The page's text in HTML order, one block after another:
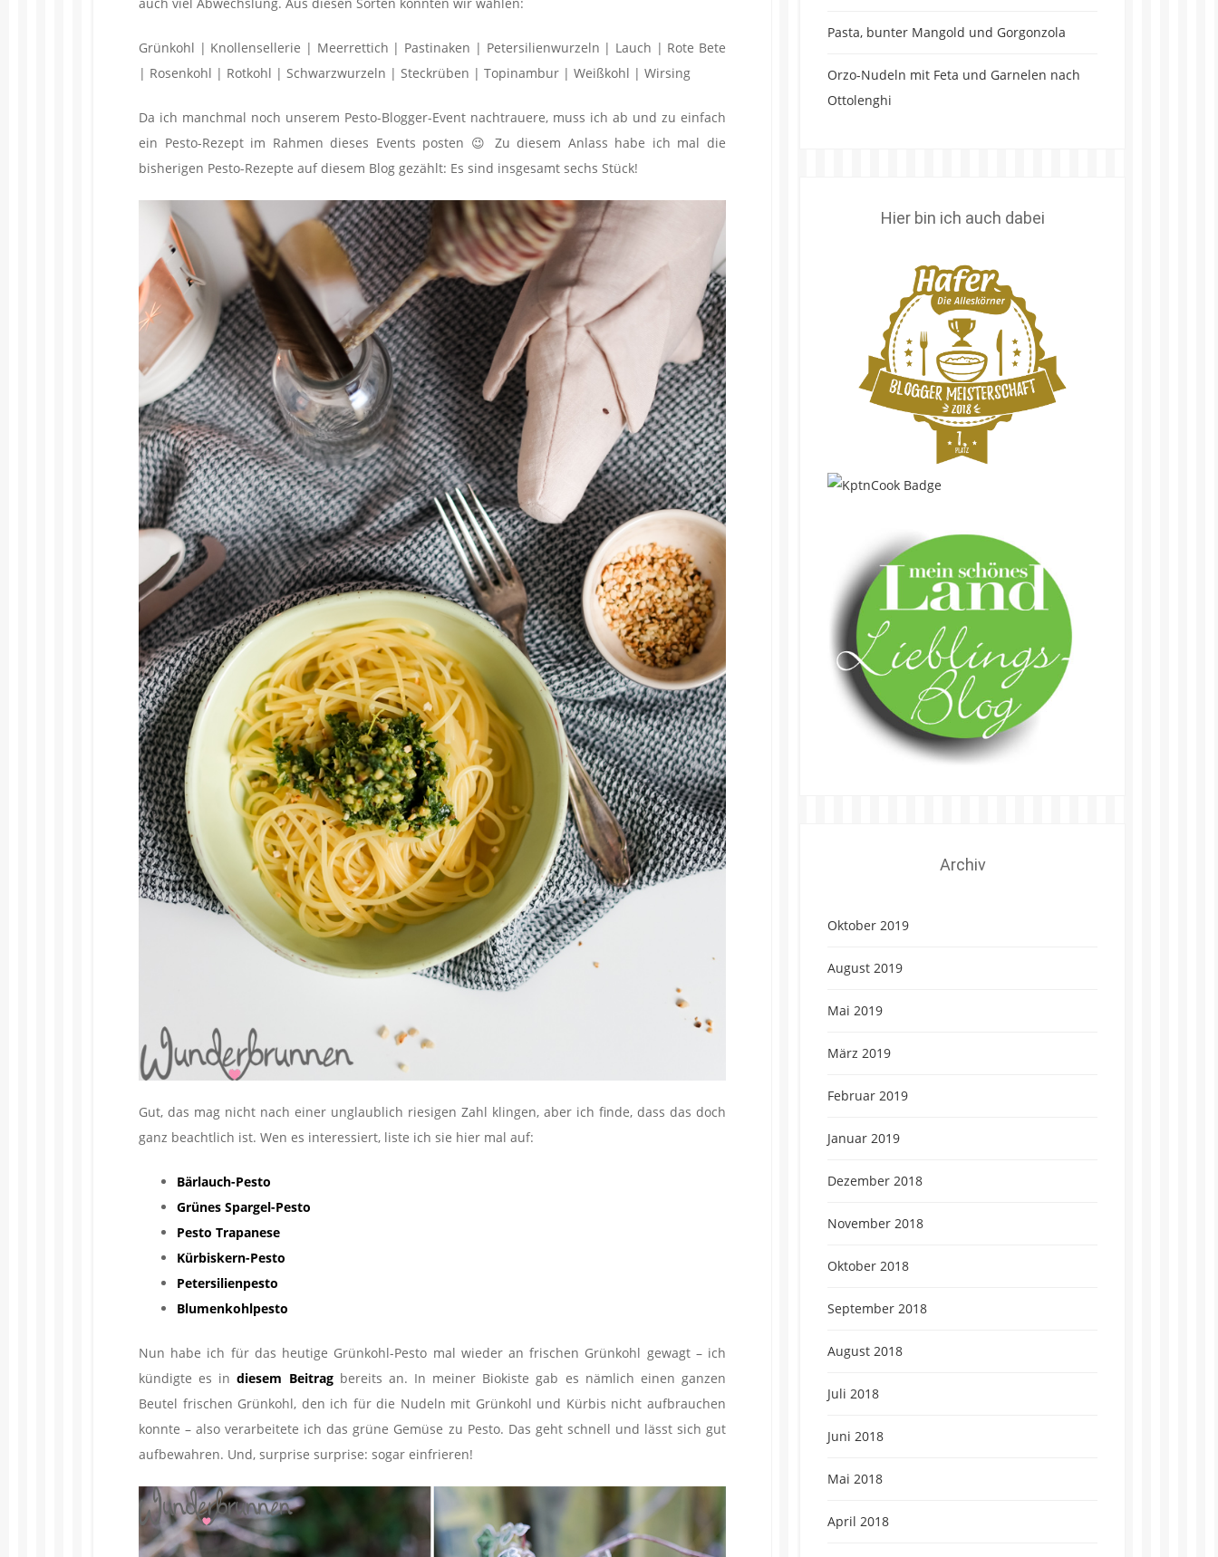
Grünkohl | Knollensellerie | Meerrettich | Pastinaken | Petersilienwurzeln | Lauch | Rote Bete
| Rosenkohl | Rotkohl | Schwarzwurzeln | Steckrüben | Topinambur | Weißkohl | Wirsing
Da ich manchmal noch unserem Pesto-Blogger-Event nachtrauere, muss ich ab und zu einfach
ein Pesto-Rezept im Rahmen dieses Events posten 😉 Zu diesem Anlass habe ich mal die
bisherigen Pesto-Rezepte auf diesem Blog gezählt: Es sind insgesamt sechs Stück!
Gut, das mag nicht nach einer unglaublich riesigen Zahl klingen, aber ich finde, dass das doch
ganz beachtlich ist. Wen es interessiert, liste ich sie hier mal auf:
Bärlauch-Pesto
Grünes Spargel-Pesto
Pesto Trapanese
Kürbiskern-Pesto
Petersilienpesto
Blumenkohlpesto
Nun habe ich für das heutige Grünkohl-Pesto mal wieder an frischen Grünkohl gewagt – ich
kündigte es indiesem Beitragbereits an. In meiner Biokiste gab es nämlich einen ganzen
Beutel frischen Grünkohl, den ich für die Nudeln mit Grünkohl und Kürbis nicht aufbrauchen
konnte – also verarbeitete ich das grüne Gemüse zu Pesto. Das geht schnell und lässt sich gut
aufbewahren. Und, surprise surprise: sogar einfrieren!
Pasta, bunter Mangold und Gorgonzola
Orzo-Nudeln mit Feta und Garnelen nach
Ottolenghi
Hier bin ich auch dabei
Archiv
Oktober 2019
August 2019
Mai 2019
März 2019
Februar 2019
Januar 2019
Dezember 2018
November 2018
Oktober 2018
September 2018
August 2018
Juli 2018
Juni 2018
Mai 2018
April 2018